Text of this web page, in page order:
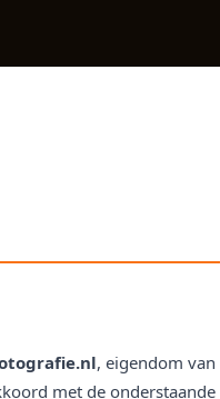
, eigendom van
met de onderstaande